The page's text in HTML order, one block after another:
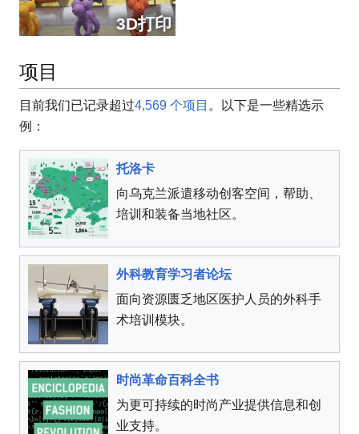
3D打印
项目
目前我们已记录超过4,569 个项目 。以下是一些精选示
例：
托洛卡
向乌克兰派遣移动创客空间，帮助、
培训和装备当地社区。
外科教育学习者论坛
面向资源匮乏地区医护人员的外科手
术培训模块。
时尚革命百科全书
为更可持续的时尚产业提供信息和创
业支持。